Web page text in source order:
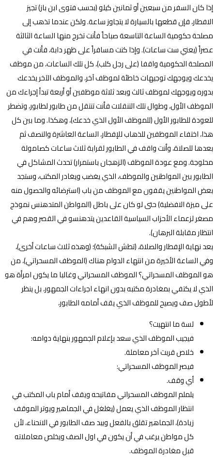
إذا كان السفر من سبعين أو ثمانين كيلو (بحسب فتوى ابن باز) تجيز
الافطار، فإن قطعها بالسيارة لا يتجاوز ساعة. ولكن عندما تذهب إلى
مصلحة حكومية الساعة التاسعة صباحاً فأنت تخرج منها الساعة الثالثة
عصراً (يعني ست ساعات). وإذا كنت مسافراً على ظهر دابة، فأنت في
المصلحة الحكومية واقفا (على رجل كلب)، كل تلك الساعات، من موظف
يخدعك ويوجهك توجيهات خاطئة لموظف آخر، والموظف الآخر يخدعك
بدوره ويوجهك لموظف ثالث وبعد ثلاثة موظفين أو أربعة تبدأ إجراءك من
الموظف الأول، وطوال تلك التنقلات فأنت تنتقل من طابور لطابور، وتضطر
للعودة للطابور الأول (للموظف الأول الذي خدعك)، وهكذا. وما بين كل
هذا، اختفاء الموظفين للذهاب للإفطار، الساعة العاشرة والنصف ثم
بعدها للصلاة، وأنت واقف في الطابور لقرابة ثلاث ساعات كصامولة
محلوجة. ومع عودة الموظف (الزهجان باستمرار) تحدث المشاكل في
الطابور بين المواطنين والموظف، الذي يغضب ويغادر المكتب، وستجد
بعض المواطنين يقفون مع الموظف من باب (استرضائه والحصول منه
على ميزة الافضلية) حتى لو كان على باطل (المواطن المتدهنس نموذج
مصغر لزعماء الأحزاب السياسية القاعدين يتدهنسو في القصر وهم في
انتظار مقابلة البرهان).
بعد نهاية الإفطار والصلاة، (تطش الشبكة)؛ (وهذه ثلاث ساعات أخرى)،
وفي الساعة الأخيرة من انتهاء الدوام هناك (الموظف المسحراتي)، من
هو الموظف المسحراتي؟ الموظف المسحراتي وغالبا ما يكون امرأة هو
الذي لا يكتفي بمغادرة مكتبه بدون انهاء اجراءات الجمهور، بل ينظر
لأطول صف ويصيح للموظف الذي يقف أمامه الطابور،
لسة ما انتهيت؟
فيجيب الموظف الذي سعد بإعلام الجمهور بنهاية دوامه:
خلاص قربت آخر معاملة.
فيصر الموظف المسحراتي:
أي وقف.
يلملم الموظف المسحراتي مفاتيحه ويقف أمام باب المكتب في
انتظار الموظف الذي يعمل (يغلغل في الجماهير ويوتر الموقف
زيادة)، الجماهير تقلق بالفعل ويبد صف الطابور في الانحناء، لأن
كل مواطن يرغب في أن يكون في اول الصف ويخلص معاملاته
قبل مغادرة الموظف.